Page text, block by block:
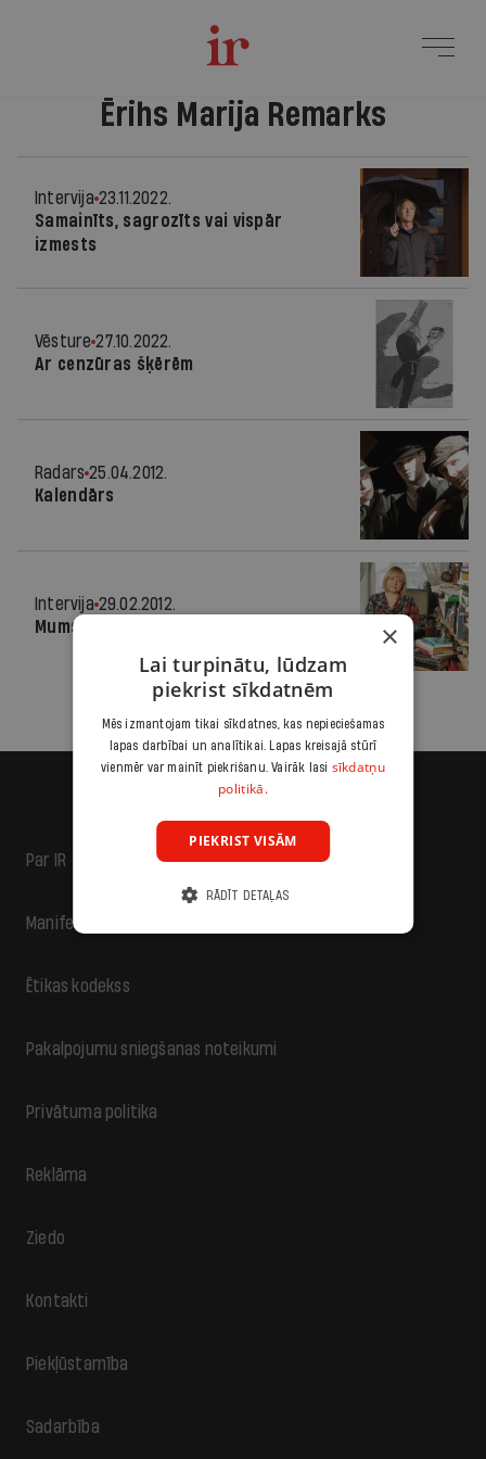
Ērihs Marija Remarks
Intervija 23.11.2022.
Samainīts, sagrozīts vai vispār
izmests
Vēsture 27.10.2022.
Ar cenzūras šķērēm
Radars 25.04.2012.
Kalendārs
Intervija 29.02.2012.
Mums vajag «ziepes»
Par IR
Manifests
Ētikas kodekss
Pakalpojumu sniegšanas noteikumi
Privātuma politika
Reklāma
Ziedo
Kontakti
Piekļūstamība
Sadarbība
×
Lai turpinātu, lūdzam
piekrist sīkdatnēm
Mēs izmantojam tikai sīkdatnes, kas nepieciešamas
lapas darbībai un analītikai. Lapas kreisajā stūrī
vienmēr var mainīt piekrišanu. Vairāk lasi sīkdatņu
politikā.
PIEKRIST VISĀM
RĀDĪT DETAĻAS